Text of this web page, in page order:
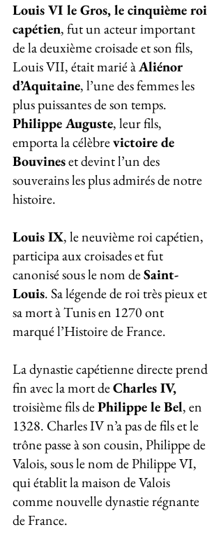
Louis VI le Gros, le cinquième roi
capétien, fut un acteur important
de la deuxième croisade et son fils,
Louis VII, était marié à Aliénor
d’Aquitaine, l’une des femmes les
plus puissantes de son temps.
Philippe Auguste, leur fils,
emporta la célèbre victoire de
Bouvines et devint l’un des
souverains les plus admirés de notre
histoire.
Louis IX, le neuvième roi capétien,
participa aux croisades et fut
canonisé sous le nom de Saint-
Louis. Sa légende de roi très pieux et
sa mort à Tunis en 1270 ont
marqué l’Histoire de France.
La dynastie capétienne directe prend
fin avec la mort de Charles IV,
troisième fils de Philippe le Bel, en
1328. Charles IV n’a pas de fils et le
trône passe à son cousin, Philippe de
Valois, sous le nom de Philippe VI,
qui établit la maison de Valois
comme nouvelle dynastie régnante
de France.